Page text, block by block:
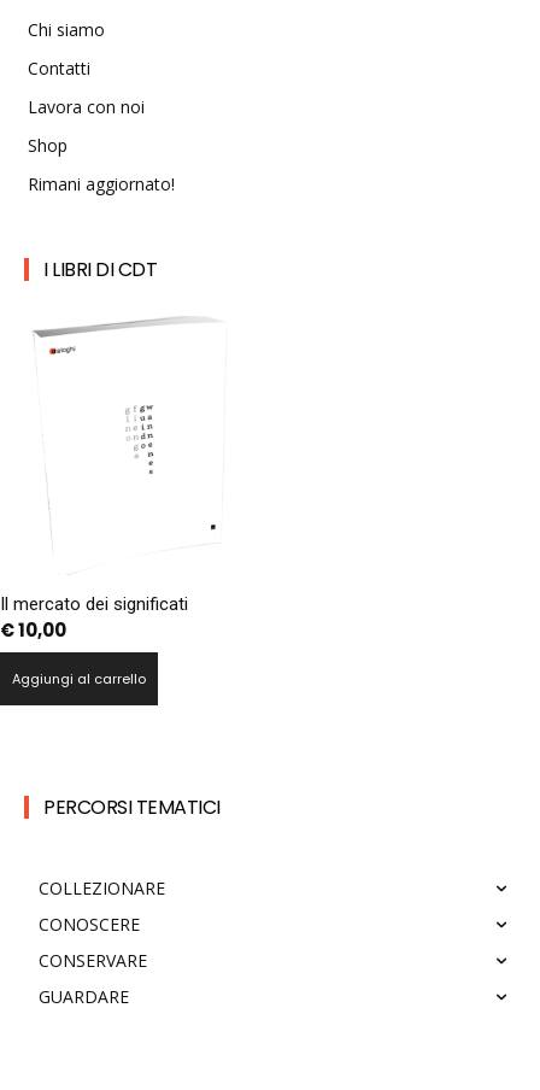
Chi siamo
Contatti
Lavora con noi
Shop
Rimani aggiornato!
I LIBRI DI CDT
Il mercato dei significati
€10,00
Aggiungi al carrello
PERCORSI TEMATICI
COLLEZIONARE
CONOSCERE
CONSERVARE
GUARDARE